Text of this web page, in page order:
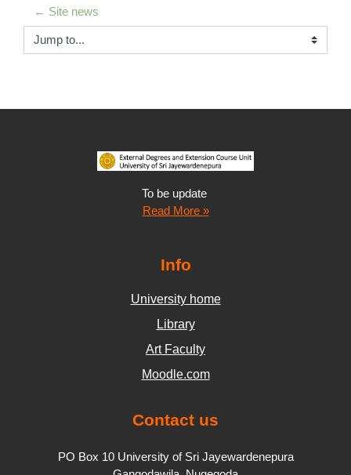
← Site news
Jump to...
To be update
Read More »
Info
University home
Library
Art Faculty
Moodle.com
Contact us
PO Box 10 University of Sri Jayewardenepura